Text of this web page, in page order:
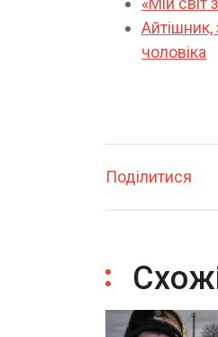
Айтішник,
чоловіка
Поділитися